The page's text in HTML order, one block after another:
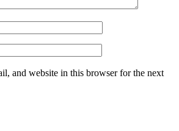
and website in this browser for the next